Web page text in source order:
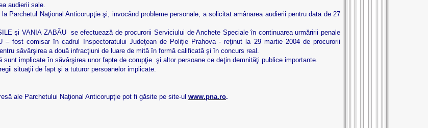
audierii sale.
Naţional Anticorupţie şi, invocând probleme personale, a solicitat amânarea audierii pentru data de 27
VANIA ZABĂU se efectuează de procurorii Serviciului de Anchete Speciale în continuarea urmăririi penale
– fost comisar în cadrul Inspectoratului Judeţean de Poliţie Prahova - reţinut la 29 martie 2004 de procurorii
săvârşirea a două infracţiuni de luare de mită în formă calificată şi în concurs real.
în săvârşirea unor fapte de corupţie şi altor persoane ce deţin demnităţi publice importante.
de fapt şi a tuturor persoanelor implicate.
Parchetului Naţional Anticorupţie pot fi găsite pe site-ul www.pna.ro.